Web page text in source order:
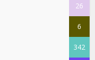
26
6
342